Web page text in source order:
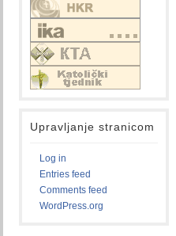
Upravljanje stranicom
Log in
Entries feed
Comments feed
WordPress.org